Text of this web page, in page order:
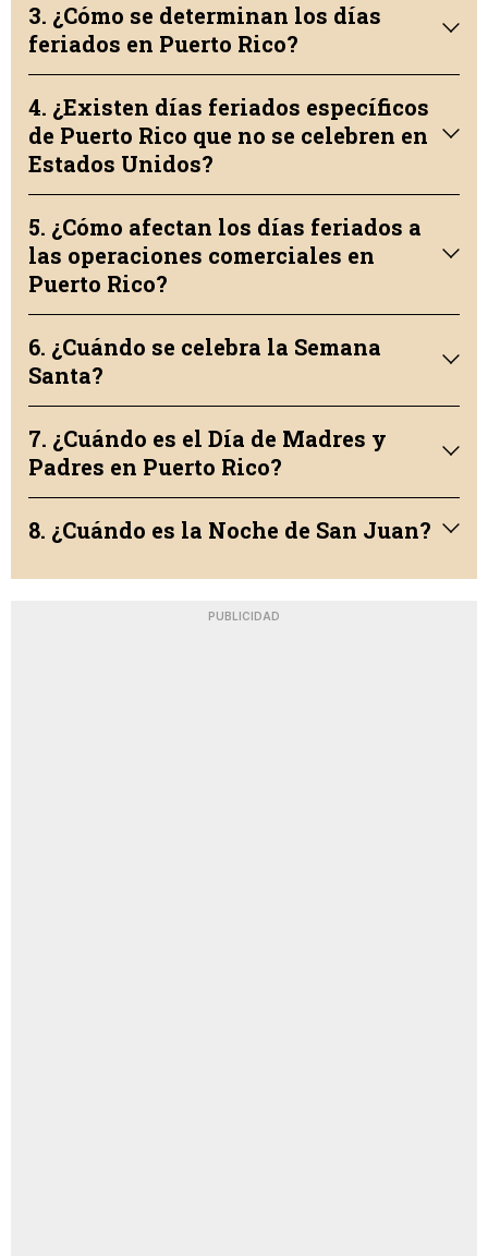
3. ¿Cómo se determinan los días
feriados en Puerto Rico?
4. ¿Existen días feriados específicos
de Puerto Rico que no se celebren en
Estados Unidos?
5. ¿Cómo afectan los días feriados a
las operaciones comerciales en
Puerto Rico?
6. ¿Cuándo se celebra la Semana
Santa?
7. ¿Cuándo es el Día de Madres y
Padres en Puerto Rico?
8. ¿Cuándo es la Noche de San Juan?
PUBLICIDAD